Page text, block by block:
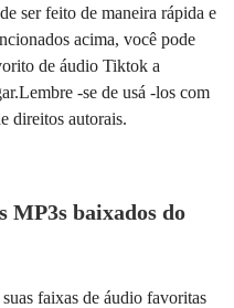
ser feito de maneira rápida e
acima, você pode
de áudio Tiktok a
-se de usá -los com
direitos autorais.
MP3s baixados do
faixas de áudio favoritas